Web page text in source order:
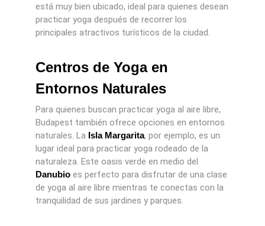
está muy bien ubicado, ideal para quienes desean
practicar yoga después de recorrer los
principales atractivos turísticos de la ciudad.
Centros de Yoga en
Entornos Naturales
Para quienes buscan practicar yoga al aire libre,
Budapest también ofrece opciones en entornos
naturales. La Isla Margarita, por ejemplo, es un
lugar ideal para practicar yoga rodeado de la
naturaleza. Este oasis verde en medio del
Danubioes perfecto para disfrutar de una clase
de yoga al aire libre mientras te conectas con la
tranquilidad de sus jardines y parques.